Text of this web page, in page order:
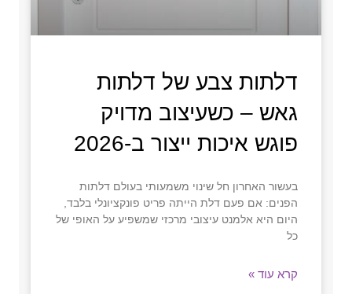
דלתות צבע של דלתות
גאש – כשעיצוב מדויק
פוגש איכות ייצור ב-2026
בעשור האחרון חל שינוי משמעותי בעולם דלתות
הפנים: אם פעם דלת הייתה פריט פונקציונלי בלבד,
היום היא אלמנט עיצובי מרכזי שמשפיע על האופי של
כל
קרא עוד »